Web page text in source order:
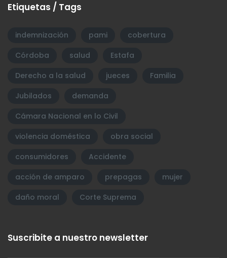
Etiquetas / Tags
indemnización pami
cobertura
Córdoba
salud
Estafa
Derecho a la salud
jueces
Familia
Jubilados
demanda
Cámara Nacional en lo Civil
violencia doméstica
obra social
consumidores
Accidente
acción de amparo
prepagas
mujer
daño moral
Corte Suprema
Suscribite a nuestro newsletter